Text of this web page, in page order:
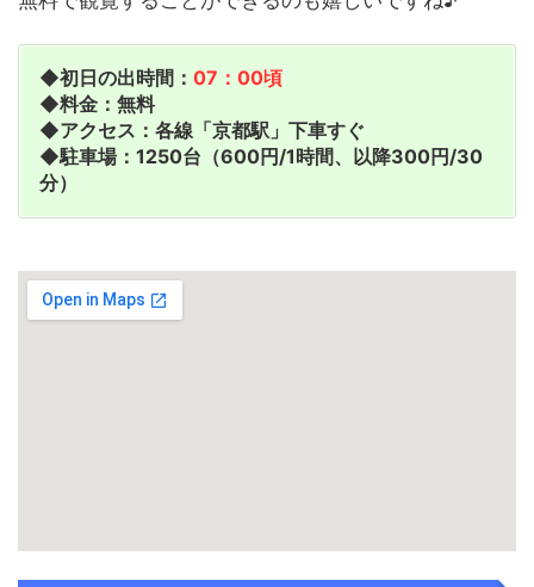
◆初日の出時間： 07：00頃
◆料金：無料
◆アクセス：各線「京都駅」下車すぐ
◆駐車場：1250台（600円/1時間、以降300円/30
分）